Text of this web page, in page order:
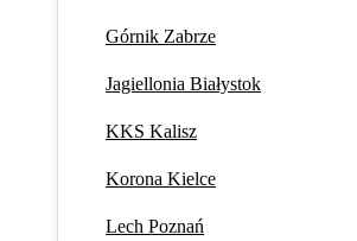
Górnik Zabrze
Jagiellonia Białystok
KKS Kalisz
Korona Kielce
Lech Poznań